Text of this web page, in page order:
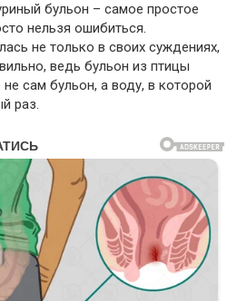
бульон – самое простое
нельзя ошибиться.
не только в своих суждениях,
ведь бульон из птицы
сам бульон, а воду, в которой
раз.